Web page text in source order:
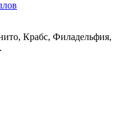
Крабс, Филадельфия,